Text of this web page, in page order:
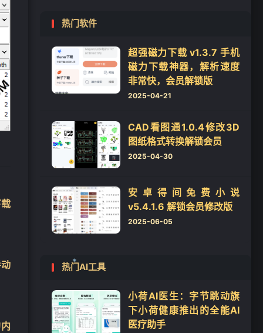
热门软件
超强磁力下载 v1.3.7 手机
磁力下载神器，解析速度
非常快，会员解锁版
2025-04-21
CAD看图通1.0.4修改3D
图纸格式转换解锁会员
2025-04-30
安卓得间免费小说
v5.4.1.6 解锁会员修改版
2025-06-05
热门AI工具
小荷AI医生：字节跳动旗
下小荷健康推出的全能AI
医疗助手